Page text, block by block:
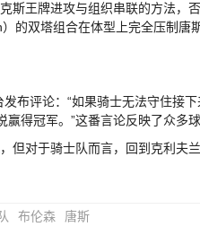
王牌进攻与组织串联的方法，否
的双塔组合在体型上完全压制唐
评论：“如果骑士无法守住接下
得冠军。”这番言论反映了众多
对于骑士队而言，回到克利夫兰
布伦森 唐斯